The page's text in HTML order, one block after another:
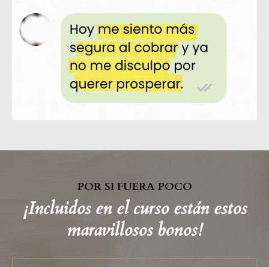
POR SI FUERA POCO
¡Incluidos en el curso están estos
maravillosos bonos!